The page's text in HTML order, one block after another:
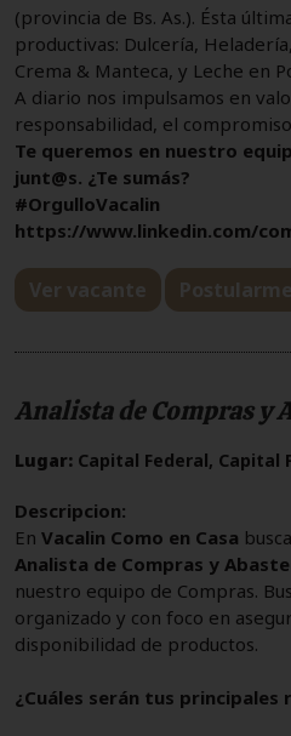
(provincia de Bs. As.). Ésta
productivas: Dulcería,
Crema & Manteca, y Leche en
A diario nos impulsamos en
responsabilidad, el
Te queremos en nuestro
junt@s. ¿Te sumás?
#OrgulloVacalin
https://www.linkedin.com/
Ver vacante Postularme
Analista de Compras y
Lugar: Capital Federal, Capital
Descripcion:
En Vacalin Como en Casa
Analista de Compras y
nuestro equipo de Compras.
organizado y con foco en
disponibilidad de productos.
¿Cuáles serán tus principales